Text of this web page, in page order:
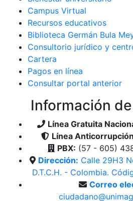
Campus Virtual
Recursos educativos
Biblioteca Germán Bula
Consultorio jurídico y
Cartera
Pagos en línea
Consultar portal anterior
Información
Línea Gratuita
Línea
PBX: (57 - 605)
Dirección: Calle 29H3
D.T.C.H. - Colombia.
Correo